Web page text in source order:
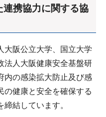
携協力に関する協
大阪公立大学、国立大学
法人大阪健康安全基盤研
内の感染拡大防止及び感
の健康と安全を確保する
結しています。